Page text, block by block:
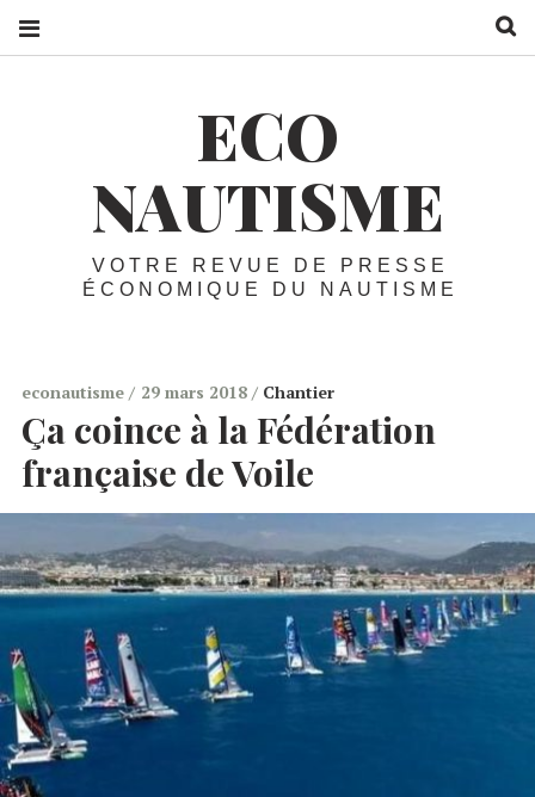
ECO
NAUTISME
VOTRE REVUE DE PRESSE
ÉCONOMIQUE DU NAUTISME
econautisme 29 mars 2018 Chantier
Ça coince à la Fédération
française de Voile